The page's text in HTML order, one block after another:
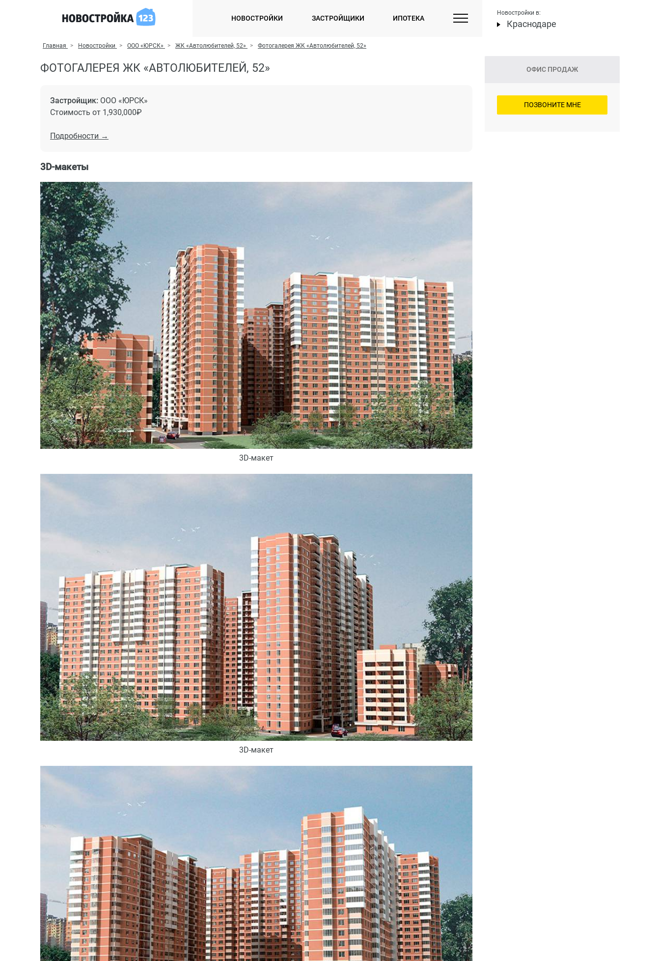
НОВОСТРОЙКИ ЗАСТРОЙЩИКИ ИПОТЕКА
Новостройки в:
Краснодаре
Главная Новостройки ООО «ЮРСК» ЖК «Автолюбителей, 52» Фотогалерея ЖК «Автолюбителей, 52»
ФОТОГАЛЕРЕЯ ЖК «АВТОЛЮБИТЕЛЕЙ, 52»
Застройщик: ООО «ЮРСК»
Стоимость от 1,930,000₽
Подробности →
3D-макеты
3D-макет
3D-макет
ОФИС ПРОДАЖ
ПОЗВОНИТЕ МНЕ